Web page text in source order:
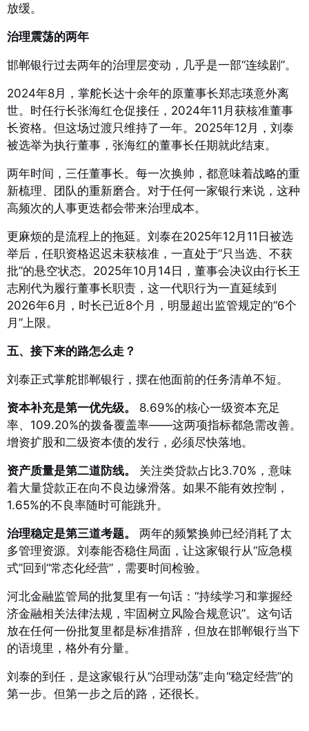
放缓。
治理震荡的两年
邯郸银行过去两年的治理层变动，几乎是一部“连续剧”。
2024年8月，掌舵长达十余年的原董事长郑志瑛意外离
世。时任行长张海红仓促接任，2024年11月获核准董事
长资格。但这场过渡只维持了一年。2025年12月，刘泰
被选举为执行董事，张海红的董事长任期就此结束。
两年时间，三任董事长。每一次换帅，都意味着战略的重
新梳理、团队的重新磨合。对于任何一家银行来说，这种
高频次的人事更迭都会带来治理成本。
更麻烦的是流程上的拖延。刘泰在2025年12月11日被选
举后，任职资格迟迟未获核准，一直处于“只当选、不获
批”的悬空状态。2025年10月14日，董事会决议由行长王
志刚代为履行董事长职责，这一代职行为一直延续到
2026年6月，时长已近8个月，明显超出监管规定的“6个
月”上限 。
五、接下来的路怎么走？
刘泰正式掌舵邯郸银行，摆在他面前的任务清单不短。
资本补充是第一优先级。
8.69%的核心一级资本充足
率、109.20%的拨备覆盖率——这两项指标都急需改善。
增资扩股和二级资本债的发行，必须尽快落地。
资产质量是第二道防线。
关注类贷款占比3.70%，意味
着大量贷款正在向不良边缘滑落。如果不能有效控制，
1.65%的不良率随时可能跳升。
治理稳定是第三道考题。
两年的频繁换帅已经消耗了太
多管理资源。刘泰能否稳住局面，让这家银行从“应急模
式”回到“常态化经营”，需要时间检验。
河北金融监管局的批复里有一句话：“持续学习和掌握经
济金融相关法律法规，牢固树立风险合规意识”。这句话
放在任何一份批复里都是标准措辞，但放在邯郸银行当下
的语境里，格外有分量。
刘泰的到任，是这家银行从“治理动荡”走向“稳定经营”的
第一步。但第一步之后的路，还很长。